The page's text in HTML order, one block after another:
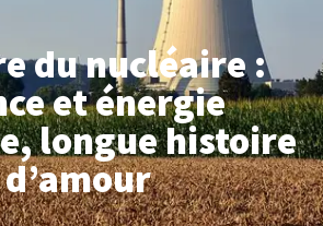
du nucléaire :
et énergie
longue histoire
d’amour